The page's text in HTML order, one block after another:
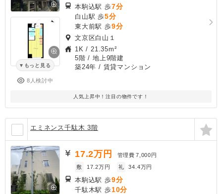
もっと見る
8人検討中
本駒込駅 歩7分
白山駅 歩5分
東大前駅 歩9分
文京区白山１
1K / 21.35m²
5階 / 地上9階建
築24年 / 賃貸マンション
人気上昇中！注目の物件です！
エミネンス千駄木 3階
17.2万円 管理費 7,000円
敷
17.2万円 礼 34.4万円
本駒込駅 歩9分
千駄木駅 歩10分